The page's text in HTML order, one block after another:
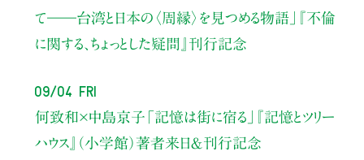
て――台湾と日本の〈周縁〉を見つめる物語」
『不倫
に関する、ちょっとした疑問』刊行記念
09/04 Fri
何致和×中島京子 「記憶は街に宿る」
『記憶とツリー
ハウス』（小学館）著者来日＆刊行記念